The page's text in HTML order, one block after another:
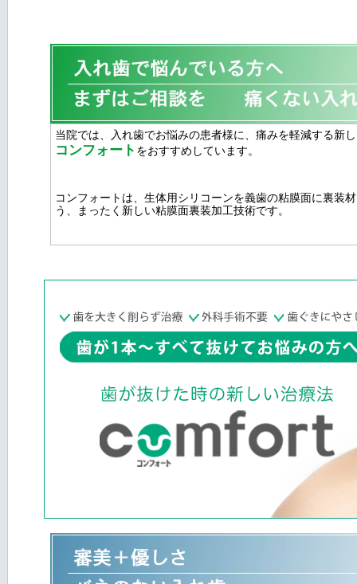
コンフォート をおすすめしています。
コンフォートは、生体用シリコーンを義歯の粘膜面に裏装
う、まったく新しい粘膜面裏装加工技術です。